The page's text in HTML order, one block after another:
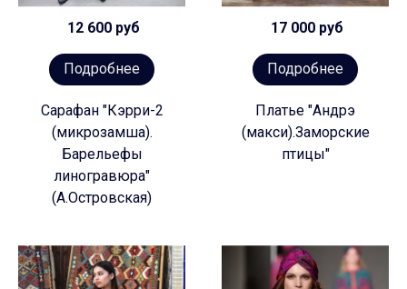
12 600 руб
Подробнее
Сарафан "Кэрри-2
(микрозамша).
Барельефы
линогравюра"
(А.Островская)
17 000 руб
Подробнее
Платье "Андрэ
(макси).Заморские
птицы"